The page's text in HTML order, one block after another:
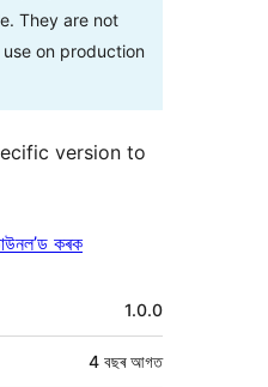
They are not
on production
version to
কৰক
1.0.0
4 বছৰআগত